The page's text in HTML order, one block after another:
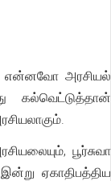
என்னவோ அரசியல்
கல்வெட்டுத்தான்
பூர்சுவா
ஏகாதிபத்திய